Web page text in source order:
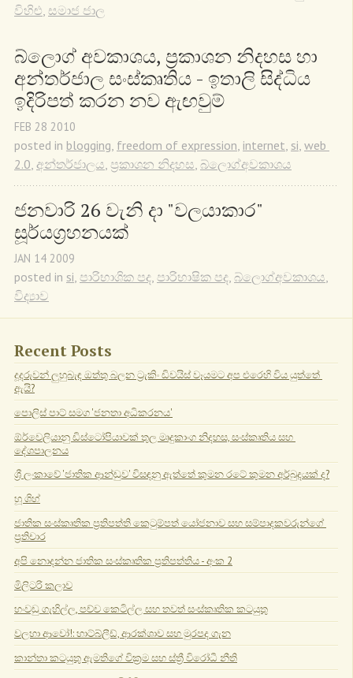
විහිළු සමාජ ජාල
බ්ලොග් අවකාශය, ප්‍රකාශන නිදහස හා
අන්තර්ජාල සංස්කෘතිය - ඉතාලි සිද්ධිය
ඉදිරිපත් කරන නව ඇඟවුම්
FEB 28 2010
posted in blogging freedom of expression internet si web
2.0 අන්තර්ජාලය ප්‍රකාශන නිදහස බ්ලොග්අවකාශය
ජනවාරි 26 වැනි දා "වලයාකාර"
සූර්යග්‍රහනයක්
JAN 14 2009
posted in si, පාරිභාශික පද, පාරිභාෂික පද, බ්ලොග්අවකාශය,
විද්‍යාව
Recent Posts
දූදරුවන් ලුහුබැඳ ඔත්තු බලන ට්‍රැකිං ඩිවයිස් වෑයමට අප එරෙහි විය යුත්තේ
ඇයි?
පොලිස් පාට් සමග 'ජනතා අධිකරනය'
ඕර්වෙලියානු ඩිස්ටෝපියාවක් තුල මෘදුකාංග නිදහස, සංස්කෘතිය සහ
දේශපාලනය
ශ්‍රී ලංකාවේ 'ජාතික ආන්ඩුව' විසඳනු ඇත්තේ කුමන රටේ කුමන අර්බුදයක් ද?
හූ ශිහ්
ජාතික සංස්කෘතික ප්‍රතිපත්ති කෙටුම්පත් යෝජනාව සහ සම්පාදකවරුන්ගේ
ප්‍රතිචාර
අපි නොදන්න ජාතික සංස්කෘතික ප්‍රතිපත්තිය - අංක 2
මිලිටරි කලාව
හංවඩු ගැහිල්ල, පච්ච කෙටිල්ල සහ තවත් සංස්කෘතික කටයුතු
වලහා ආවෝ!: හාට්බ්ලීඩ්, ආරක්ශාව සහ මුරපද ගැන
කාන්තා කටයුතු ඇමතිගේ වික්‍රම සහ ස්ත්‍රී විරෝධී නීති